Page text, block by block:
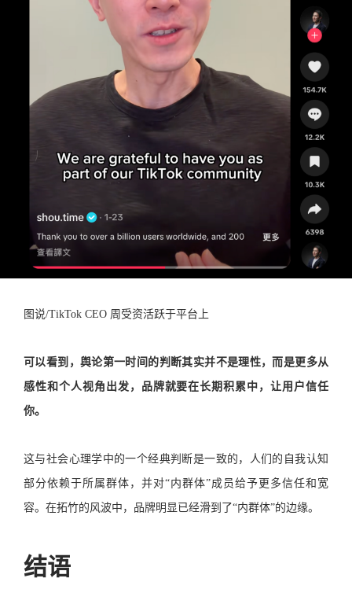
图说/TikTok CEO 周受资活跃于平台上
可以看到，舆论第一时间的判断其实并不是理性，而是更多从
感性和个人视角出发，品牌就要在长期积累中，让用户信任
你。
这与社会心理学中的一个经典判断是一致的，人们的自我认知
部分依赖于所属群体，并对“内群体”成员给予更多信任和宽
容。在拓竹的风波中，品牌明显已经滑到了“内群体”的边缘。
结语